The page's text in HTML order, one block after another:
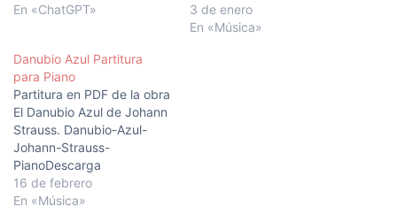
las columnas y filas,
empezado con este simple
promtp en ChatGPT. Crea
una aplicación web que
genere una cuadrícula…
En «ChatGPT»
que no, a mi mujer
también. Personalmente
3 de enero
En «Música»
Danubio Azul Partitura
para Piano
Partitura en PDF de la obra
El Danubio Azul de Johann
Strauss. Danubio-Azul-
Johann-Strauss-
PianoDescarga
16 de febrero
En «Música»